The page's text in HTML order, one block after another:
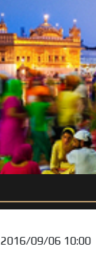
2016/09/06 10:00